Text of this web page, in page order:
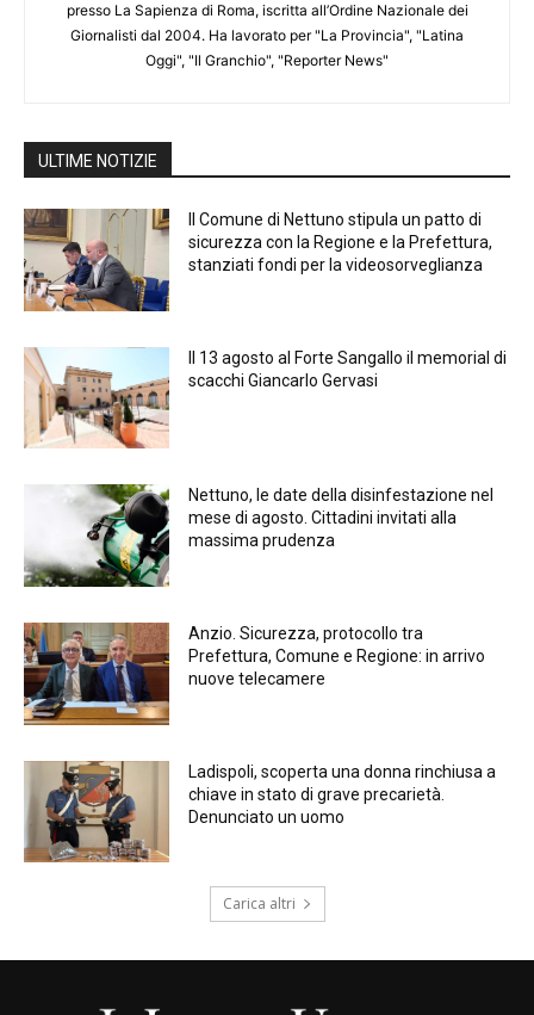
presso La Sapienza di Roma, iscritta all’Ordine Nazionale dei
Giornalisti dal 2004. Ha lavorato per "La Provincia", "Latina
Oggi", "Il Granchio", "Reporter News"
ULTIME NOTIZIE
Il Comune di Nettuno stipula un patto di
sicurezza con la Regione e la Prefettura,
stanziati fondi per la videosorveglianza
Il 13 agosto al Forte Sangallo il memorial di
scacchi Giancarlo Gervasi
Nettuno, le date della disinfestazione nel
mese di agosto. Cittadini invitati alla
massima prudenza
Anzio. Sicurezza, protocollo tra
Prefettura, Comune e Regione: in arrivo
nuove telecamere
Ladispoli, scoperta una donna rinchiusa a
chiave in stato di grave precarietà.
Denunciato un uomo
Carica altri